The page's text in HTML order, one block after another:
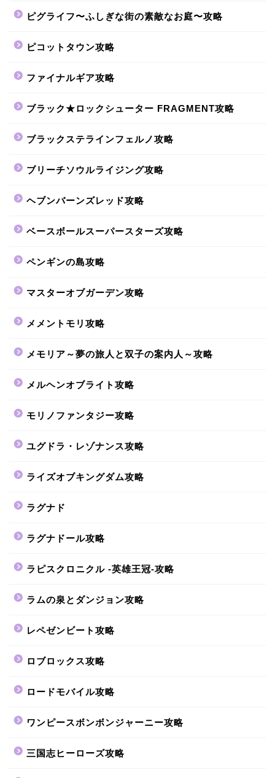
ピグライフ〜ふしぎな街の素敵なお庭〜攻略
ピコットタウン攻略
ファイナルギア攻略
ブラック★ロックシューター FRAGMENT攻略
ブラックステラインフェルノ攻略
ブリーチソウルライジング攻略
ヘブンバーンズレッド攻略
ベースボールスーパースターズ攻略
ペンギンの島攻略
マスターオブガーデン攻略
メメントモリ攻略
メモリア～夢の旅人と双子の案内人～攻略
メルヘンオブライト攻略
モリノファンタジー攻略
ユグドラ・レゾナンス攻略
ライズオブキングダム攻略
ラグナド
ラグナドール攻略
ラピスクロニクル -英雄王冠-攻略
ラムの泉とダンジョン攻略
レペゼンビート攻略
ロブロックス攻略
ロードモバイル攻略
ワンピースボンボンジャーニー攻略
三国志ヒーローズ攻略